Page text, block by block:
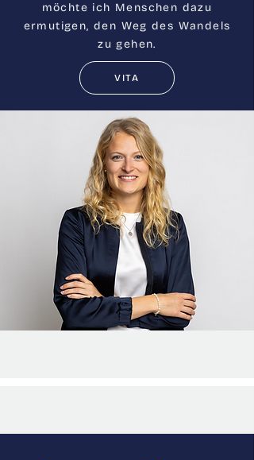
möchte ich Menschen dazu
ermutigen, den Weg des Wandels
zu gehen.
VITA